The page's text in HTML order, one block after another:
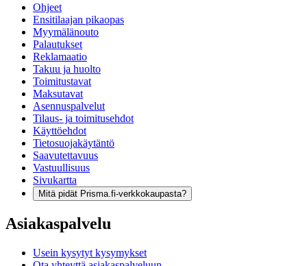
Ohjeet
Ensitilaajan pikaopas
Myymälänouto
Palautukset
Reklamaatio
Takuu ja huolto
Toimitustavat
Maksutavat
Asennuspalvelut
Tilaus- ja toimitusehdot
Käyttöehdot
Tietosuojakäytäntö
Saavutettavuus
Vastuullisuus
Sivukartta
Mitä pidät Prisma.fi-verkkokaupasta?
Asiakaspalvelu
Usein kysytyt kysymykset